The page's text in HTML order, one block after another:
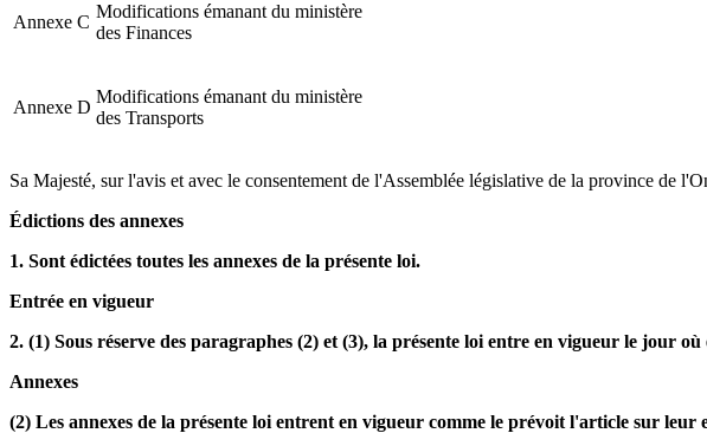
Annexe C
Modifications émanant du ministère
des Finances
Annexe D
Modifications émanant du ministère
des Transports
Sa Majesté, sur l'avis et avec le consentement de l'Assemblée législative de la province de
Édictions des annexes
1. Sont édictées toutes les annexes de la présente loi.
Entrée en vigueur
2. (1) Sous réserve des paragraphes (2) et (3), la présente loi entre en vigueur le jour
Annexes
(2) Les annexes de la présente loi entrent en vigueur comme le prévoit l'article sur